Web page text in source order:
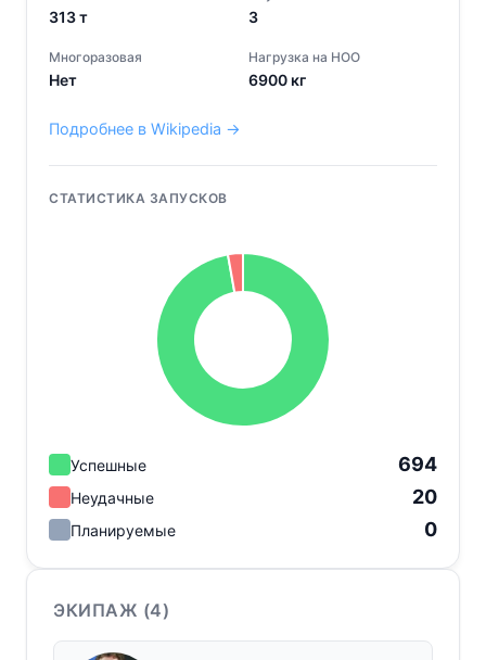
313т 3
Многоразовая
Нет
Нагрузка на НОО
6900 кг
Подробнее в Wikipedia →
СТАТИСТИКА ЗАПУСКОВ
Успешные 694
Неудачные 20
Планируемые 0
ЭКИПАЖ (4)